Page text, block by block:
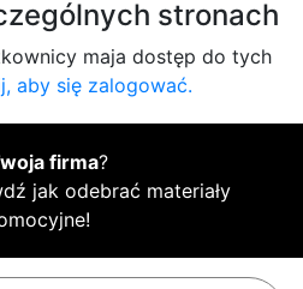
stronach
maja dostęp do tych
aby się zalogować.
firma?
jak odebrać materiały